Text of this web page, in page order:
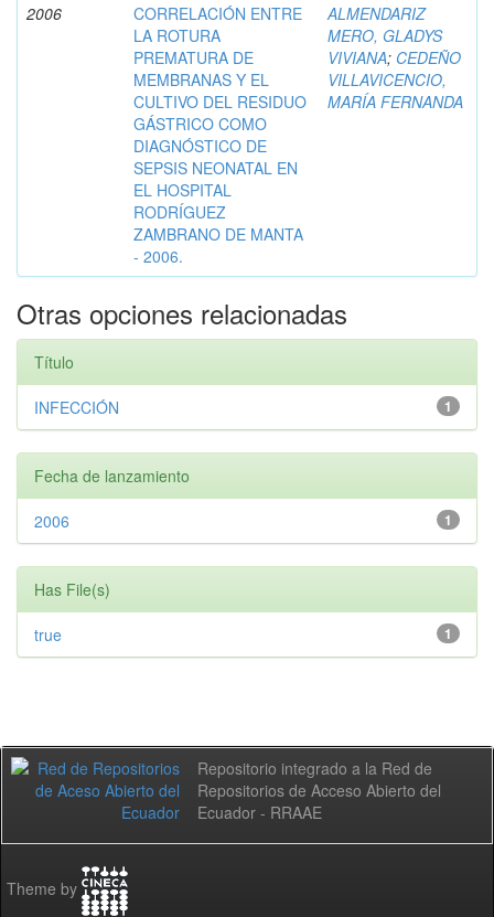
2006
CORRELACIÓN ENTRE
LA ROTURA
PREMATURA DE
MEMBRANAS Y EL
CULTIVO DEL RESIDUO
GÁSTRICO COMO
DIAGNÓSTICO DE
SEPSIS NEONATAL EN
EL HOSPITAL
RODRÍGUEZ
ZAMBRANO DE MANTA
- 2006.
ALMENDARIZ
MERO, GLADYS
VIVIANA; CEDEÑO
VILLAVICENCIO,
MARÍA FERNANDA
Otras opciones relacionadas
Título
1
INFECCIÓN
Fecha de lanzamiento
1
2006
Has File(s)
1
true
Repositorio integrado a la Red de
Repositorios de Acceso Abierto del
Ecuador - RRAAE
Theme by